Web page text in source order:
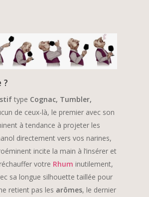
?
type Cognac, Tumbler,
de ceux-là, le premier avec son
à tendance à projeter les
directement vers vos narines,
incite la main à l’insérer et
votre Rhum inutilement,
sa longue silhouette taillée pour
retient pas les arômes, le dernier